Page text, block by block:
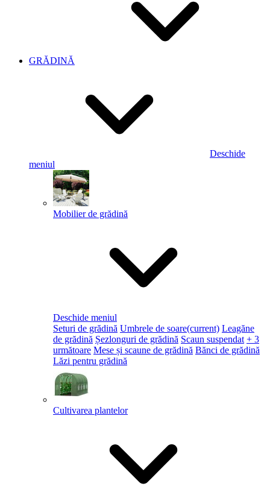
GRĂDINĂ
Deschide
meniul
Mobilier de grădină
Deschide meniul
Seturi de grădină Umbrele de soare(current) Leagăne
de grădină Șezlonguri de grădină Scaun suspendat + 3
următoare Mese și scaune de grădină Bănci de grădină
Lăzi pentru grădină
Cultivarea plantelor